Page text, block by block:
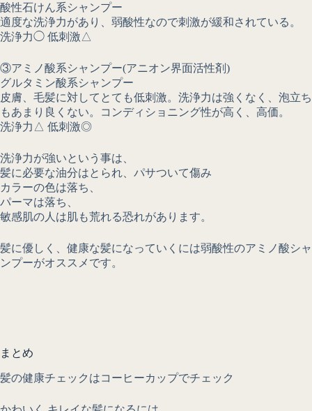
酸性石けん系シャンプー
適度な洗浄力があり、弱酸性なので刺激が緩和されている。
洗浄力◯ 低刺激△
③アミノ酸系シャンプー(アニオン界面活性剤)
グルタミン酸系シャンプー
皮膚、毛髪に対してとても低刺激。洗浄力は強くなく、泡立ち
もあまり良くない。コンディショニング性が高く、高価。
洗浄力△ 低刺激◎
洗浄力が強いという事は、
髪に必要な油分はとられ、パサついて傷み
カラーの色は落ち、
パーマは落ち、
敏感肌の人は肌も荒れる恐れがあります。
髪に優しく、健康な髪になっていくには弱酸性のアミノ酸シャ
ンプーがオススメです。
まとめ
髪の健康チェックはコーヒーカップでチェック